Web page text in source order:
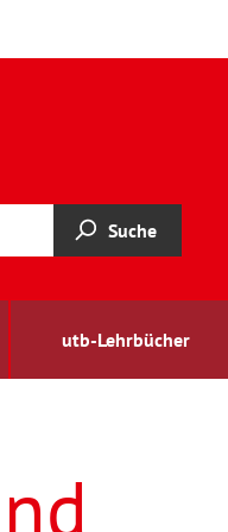
Suche
utb-Lehrbücher